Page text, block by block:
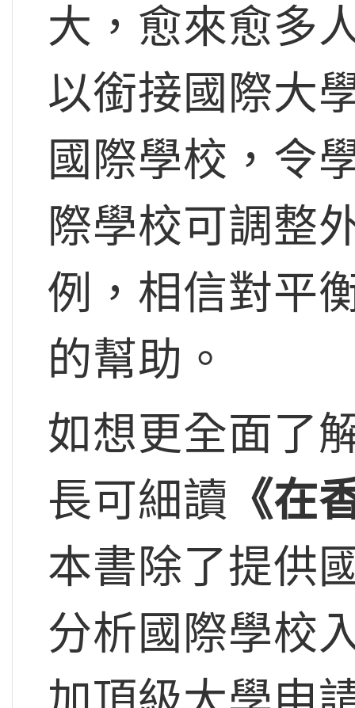
大，愈來愈多
以銜接國際大
國際學校，令
際學校可調整
例，相信對平
的幫助。
如想更全面了
長可細讀 《在
本書除了提供
分析國際學校